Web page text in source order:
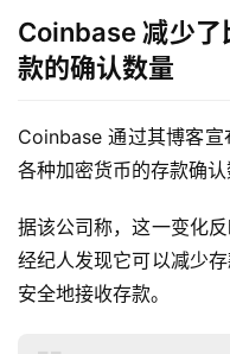
Coinbase 减少了
款的确认数量
Coinbase 通过其博客
各种加密货币的存款确认
据该公司称，这一变化
经纪人发现它可以减少
安全地接收存款。